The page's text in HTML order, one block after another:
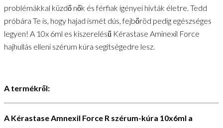
problémákkal küzdő nők és férfiak igényei hívták életre. Tedd
próbára Te is, hogy hajad ismét dús, fejbőröd pedig egészséges
legyen! A 10x 6ml es kiszerelésű Kérastase Aminexil Force
hajhullás elleni szérum kúra segítségedre lesz.
A termékről:
A Kérastase Amnexil Force R szérum-kúra 10x6ml a